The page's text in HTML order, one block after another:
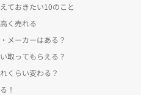
ておきたい10のこと
く売れる
メーカーはある？
取ってもらえる？
くらい変わる？
！